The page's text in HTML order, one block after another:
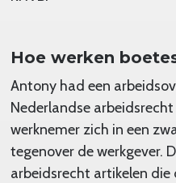
Hoe werken
Antony had een
Nederlandse
werknemer zich in een
tegenover de werkgever.
arbeidsrecht artikelen die